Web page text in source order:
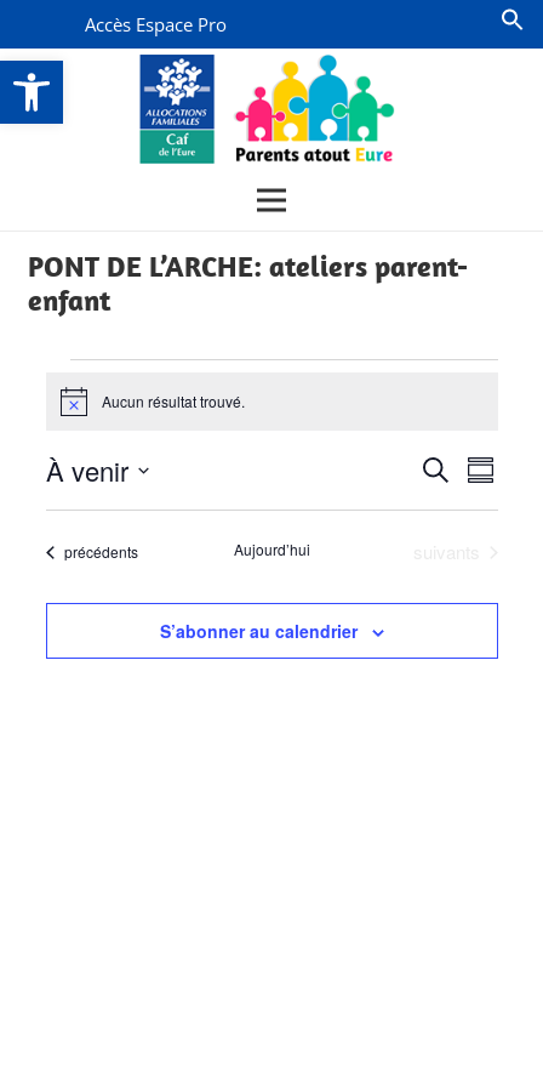
Ouvrir la barre d’outils
Accès Espace Pro
PONT DE L’ARCHE: ateliers parent-
enfant
Évènements
Notice Aucun résultat trouvé.
et
Recherche
de
Résumé
À venir
Sélectionnez
date
Évènements
précédents Aujourd’hui
S’abonner au calendrier